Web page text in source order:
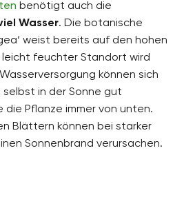
benötigt auch die
Wasser. Die botanische
weist bereits auf den hohen
leicht feuchter Standort wird
können sich
in der Sonne gut
die Pflanze immer von unten.
Blättern können bei starker
Sonnenbrand verursachen.